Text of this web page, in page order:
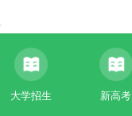
大学招生 新高考